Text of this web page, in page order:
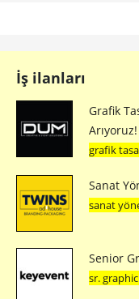
İş ilanları
Grafik
Arıyoruz!
grafik
Sanat
sanat
Senior
sr.